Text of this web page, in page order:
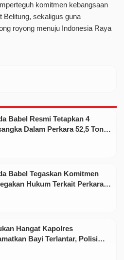
komitmen kebangsaan
Belitung, sekaligus guna
royong menuju Indonesia Raya
Babel Resmi Tetapkan 4
Dalam Perkara 52,5 Ton
Babel Tegaskan Komitmen
Hukum Terkait Perkara
Hangat Kapolres
Bayi Terlantar, Polisi